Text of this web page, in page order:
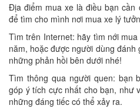
Địa điểm mua xe là điều bạn cần
để tìm cho mình nơi mua xe lý
Tìm trên Internet: hãy tìm nới
năm, hoặc được người dùng
những phản hồi bên dưới nhé!
Tìm thông qua người quen: bạn
góp ý tích cực nhất cho bạn, như
những đáng tiếc có thể xảy ra.